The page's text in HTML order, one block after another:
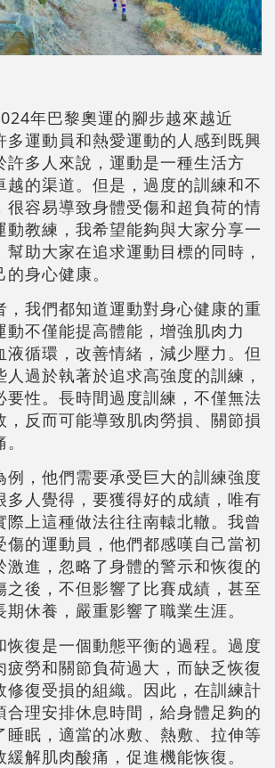
年巴黎奧運的腳步越來越近
多運動員和熱愛運動的人感到既興
許多人來說，運動是一種生活方
越的渠道。但是，過度的訓練和不
很容易導致身體受傷和超負荷的情
動教練，我希望能夠與大家分享一
助大家在追求運動目標的同時，
身心健康。
，我們都知道運動對身心健康的重
動不僅能提高體能，增強肌肉力
液循環，改善情緒，減少壓力。但
過於執著於追求高強度的訓練，
要性。長時間過度訓練，不僅無法
，反而可能導致肌肉勞損、關節損
例，他們需要承受巨大的訓練強度
多人覺得，要獲得好的成績，唯有
際上這種做法往往南轅北轍。我曾
傷的運動員，他們都感嘆自己當初
激進，忽略了身體的警示和恢復的
之後，不但影響了比賽成績，甚至
休養，嚴重影響了職業生涯。
恢復是一個動態平衡的過程。過度
疲勞和關節負荷過大，而缺乏恢復
修復受損的組織。因此，在訓練計
合理安排休息時間，給身體足夠的
睡眠，適當的冰敷、熱敷、拉伸等
解肌肉酸痛，促進機能恢復。